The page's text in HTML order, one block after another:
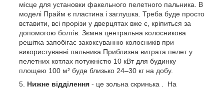
місце для установки факельного пелетного пальника. В
моделі Прайм є пластина і заглушка. Треба буде просто
вставити, всі прорізи у дверцятах вже є, кріпиться за
допомогою болтів. Зємна центральна колосникова
решітка запобігає закоксуванню колосників при
використуванні пальника.Приблизна витрата пелет у
пелетних котлах потужністю 10 кВт для будинку
площею 100 м² буде близько 24–30 кг на добу.
Нижне відділення - це зольна скринька . На